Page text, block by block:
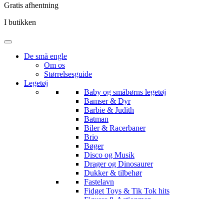
Gratis afhentning
I butikken
De små engle
Om os
Størrelsesguide
Legetøj
Baby og småbørns legetøj
Bamser & Dyr
Barbie & Judith
Batman
Biler & Racerbaner
Brio
Bøger
Disco og Musik
Drager og Dinosaurer
Dukker & tilbehør
Fastelavn
Fidget Toys & Tik Tok hits